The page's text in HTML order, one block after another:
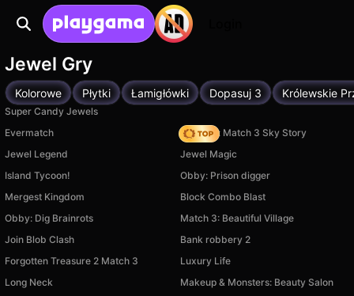
Jewel Gry
Kolorowe Płytki Łamigłówki Dopasuj 3 Królewskie
Super Candy Jewels
Evermatch
Diamant: Match 3 Sky Story
Jewel Legend
Jewel Magic
Island Tycoon!
Obby: Prison digger
Mergest Kingdom
Block Combo Blast
Obby: Dig Brainrots
Match 3: Beautiful Village
Join Blob Clash
Bank robbery 2
Forgotten Treasure 2 Match 3
Luxury Life
Long Neck
Makeup & Monsters: Beauty Salon